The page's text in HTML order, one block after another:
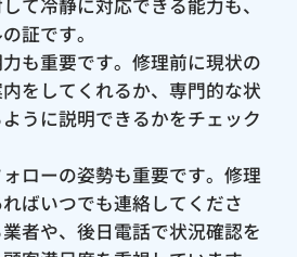
証です。
も重要です。修理前に現状の
をしてくれるか、専門的な状
うに説明できるかをチェック
ローの姿勢も重要です。修理
ばいつでも連絡してくださ
者や、後日電話で状況確認を